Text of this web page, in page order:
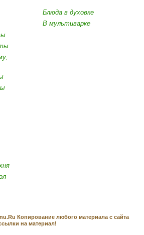
Блюда в духовке
В мультиварке
Копирование любого материала с сайта
на материал!